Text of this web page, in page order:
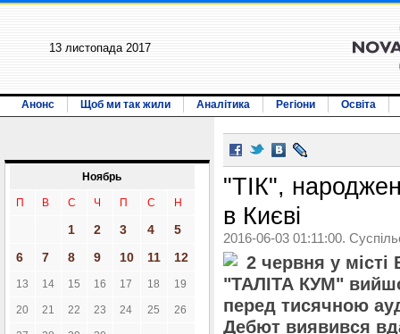
13 листопада 2017
Анонс Щоб ми так жили Аналітика Регіони Освіта
Ноябрь
П В С Ч П С Н
1 2 3 4
5
6
7 8 9 10 11 12
13 14 15 16 17 18 19
20 21 22 23 24 25 26
"ТІК",
в Києві
2016-06-03 01:11:00.
2 червня у місті
"ТАЛІТА КУМ"
перед тисячною
Дебют виявився